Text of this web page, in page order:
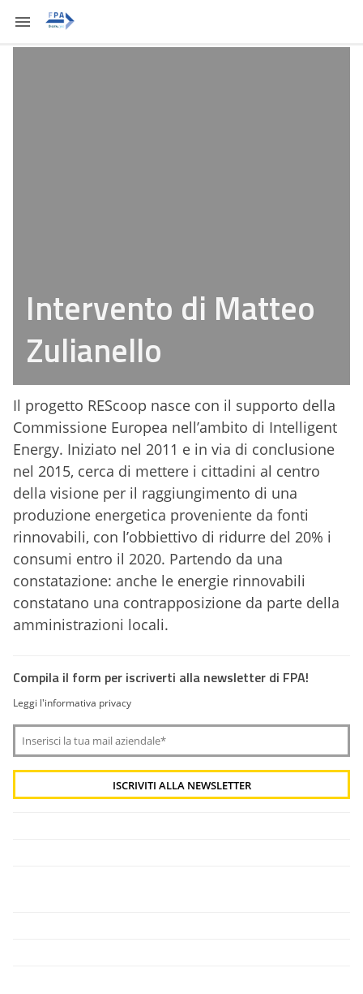
Intervento di Matteo
Zulianello
Il progetto REScoop nasce con il supporto della
Commissione Europea nell’ambito di Intelligent
Energy. Iniziato nel 2011 e in via di conclusione
nel 2015, cerca di mettere i cittadini al centro
della visione per il raggiungimento di una
produzione energetica proveniente da fonti
rinnovabili, con l’obbiettivo di ridurre del 20% i
consumi entro il 2020. Partendo da una
constatazione: anche le energie rinnovabili
constatano una contrapposizione da parte della
amministrazioni locali.
Compila il form per iscriverti alla newsletter di FPA!
Leggi l'informativa privacy